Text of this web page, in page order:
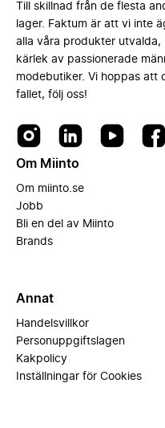
Till skillnad från de flesta
lager. Faktum är att vi inte
alla våra produkter
kärlek av passionerade
modebutiker. Vi hoppas att
fallet, följ oss!
Om Miinto
Om miinto.se
Jobb
Bli en del av Miinto
Brands
Annat
Handelsvillkor
Personuppgiftslagen
Kakpolicy
Inställningar för Cookies